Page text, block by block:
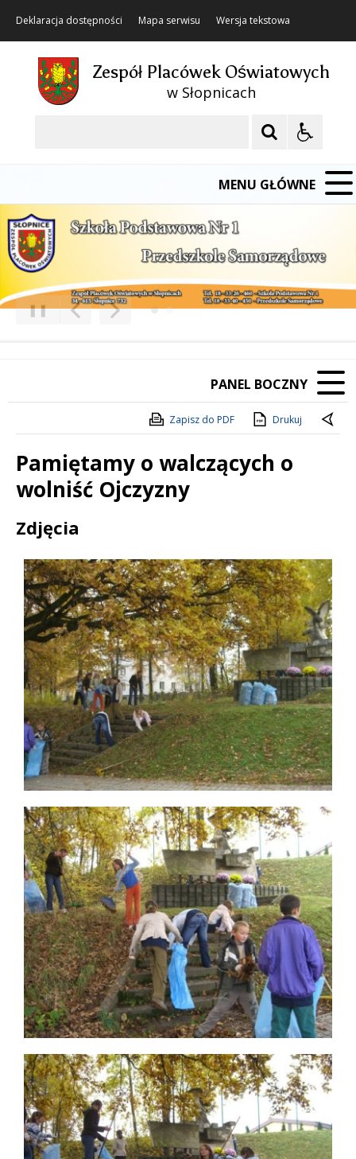
Deklaracja dostępności Mapa serwisu Wersja tekstowa
Zespół Placówek Oświatowych
w Słopnicach
MENU GŁÓWNE
Poprzedni Element
Następny Element
❚❚
PANEL BOCZNY
Zapisz do PDF Drukuj
Pamiętamy o walczących o
wolniść Ojczyzny
Treść
Zdjęcia